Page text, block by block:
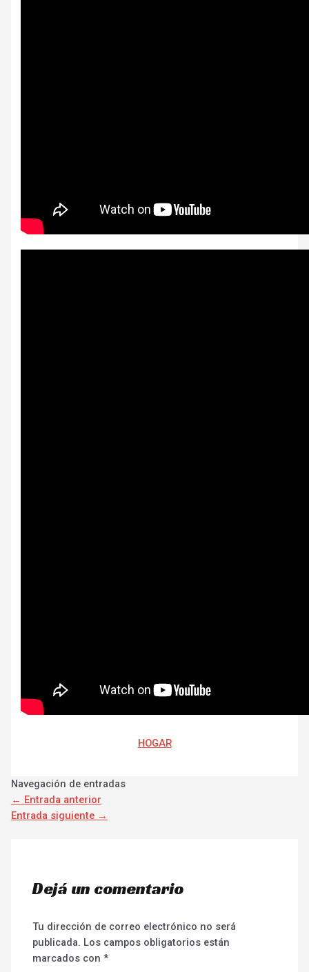
HOGAR
Navegación de entradas
← Entrada anterior
Entrada siguiente →
Dejá un comentario
Tu dirección de correo electrónico no será
publicada. Los campos obligatorios están
marcados con*